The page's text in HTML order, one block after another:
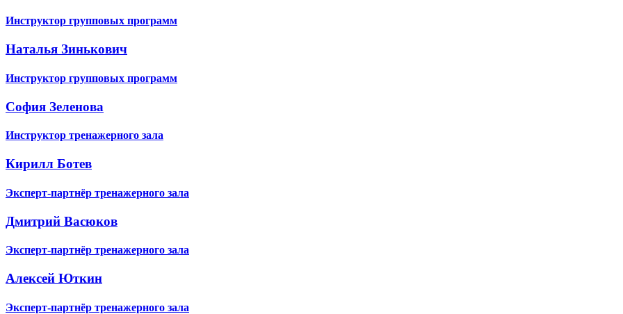
Инструктор групповых программ
Наталья Зинькович
Инструктор групповых программ
София Зеленова
Инструктор тренажерного зала
Кирилл Ботев
Эксперт-партнёр тренажерного зала
Дмитрий Васюков
Эксперт-партнёр тренажерного зала
Алексей Юткин
Эксперт-партнёр тренажерного зала